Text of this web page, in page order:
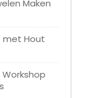
Maken
met Hout